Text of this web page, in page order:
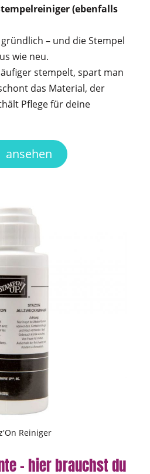
(ebenfalls
– und die Stempel
wie neu.
stempelt, spart man
das Material, der
Pflege für deine
Reiniger
– hier brauchst du